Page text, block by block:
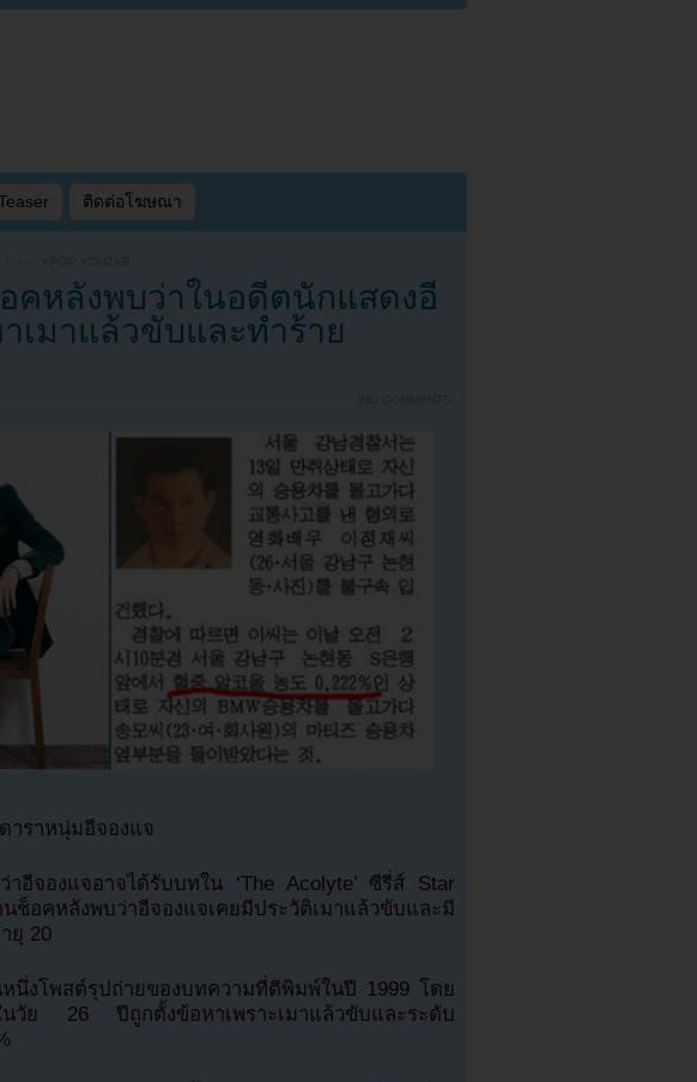
ติดต่อโฆษณา
KPOP YOUZAB
คหลังพบว่าในอดีตนักแสดงอี
เมาแล้วขับและทำร้าย
NO COMMENTS
าราหนุ่มอีจองแจ
าอีจองแจอาจได้รับบทใน ‘The Acolyte’ ซีรี่ส์ Star
อคหลังพบว่าอีจองแจเคยมีประวัติเมาแล้วขับและมี
ยุ 20
นึ่งโพสต์รุปถ่ายของบทความที่ตีพิมพ์ในปี 1999 โดย
นวัย 26 ปีถูกตั้งข้อหาเพราะเมาแล้วขับและระดับ